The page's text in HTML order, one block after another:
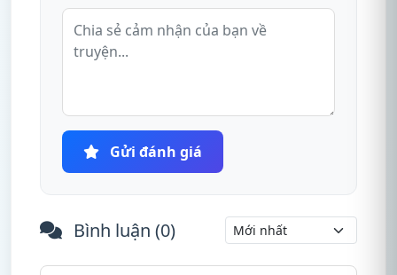
Gửi đánh giá
Bình luận (0)